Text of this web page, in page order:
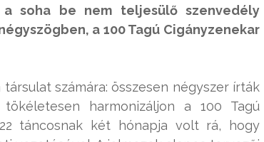
soha be nem teljesülő szenvedély
a 100 Tagú Cigányzenekar
számára: összesen négyszer írták
harmonizáljon a 100 Tagú
táncosnak két hónapja volt rá, hogy